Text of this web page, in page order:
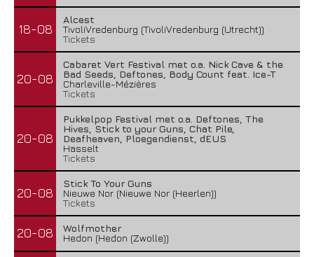
18-08
Alcest
TivoliVredenburg (TivoliVredenburg (Utrecht))
Tickets
20-08
Cabaret Vert Festival met o.a. Nick Cave & the
Bad Seeds, Deftones, Body Count feat. Ice-T
Charleville-Mézières
Tickets
20-08
Pukkelpop Festival met o.a. Deftones, The
Hives, Stick to your Guns, Chat Pile,
Deafheaven, Ploegendienst, dEUS
Hasselt
Tickets
20-08
Stick To Your Guns
Nieuwe Nor (Nieuwe Nor (Heerlen))
Tickets
20-08
Wolfmother
Hedon (Hedon (Zwolle))